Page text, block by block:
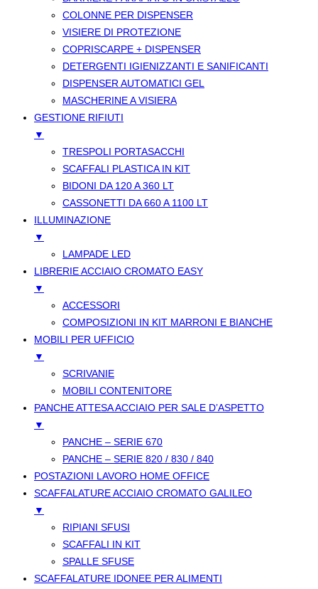
COLONNE PER DISPENSER
VISIERE DI PROTEZIONE
COPRISCARPE + DISPENSER
DETERGENTI IGIENIZZANTI E SANIFICANTI
DISPENSER AUTOMATICI GEL
MASCHERINE A VISIERA
GESTIONE RIFIUTI
▼
TRESPOLI PORTASACCHI
SCAFFALI PLASTICA IN KIT
BIDONI DA 120 A 360 LT
CASSONETTI DA 660 A 1100 LT
ILLUMINAZIONE
▼
LAMPADE LED
LIBRERIE ACCIAIO CROMATO EASY
▼
ACCESSORI
COMPOSIZIONI IN KIT MARRONI E BIANCHE
MOBILI PER UFFICIO
▼
SCRIVANIE
MOBILI CONTENITORE
PANCHE ATTESA ACCIAIO PER SALE D’ASPETTO
▼
PANCHE – SERIE 670
PANCHE – SERIE 820 / 830 / 840
POSTAZIONI LAVORO HOME OFFICE
SCAFFALATURE ACCIAIO CROMATO GALILEO
▼
RIPIANI SFUSI
SCAFFALI IN KIT
SPALLE SFUSE
SCAFFALATURE IDONEE PER ALIMENTI